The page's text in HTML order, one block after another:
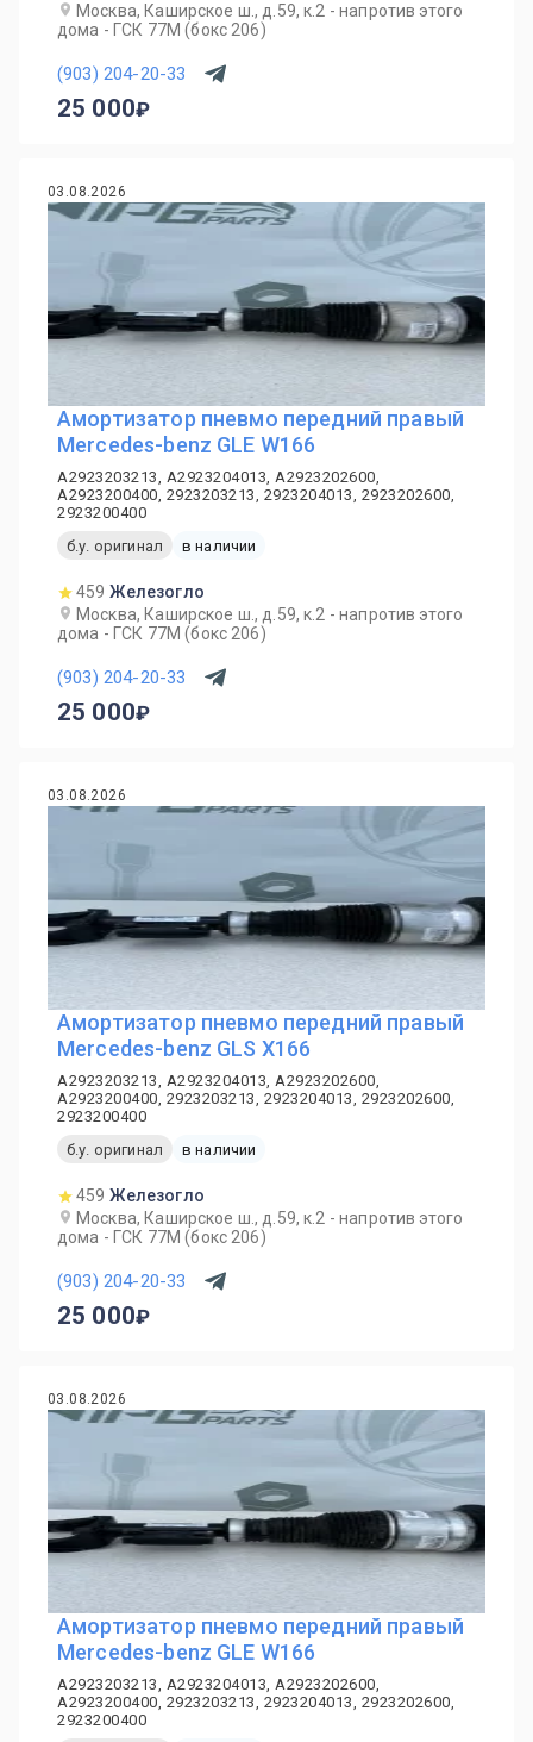
Москва, Каширское ш., д.59, к.2 - напротив этого
дома - ГСК 77М (бокс 206)
(903) 204-20-33
25 000
03.08.2026
Амортизатор пневмо передний правый
Mercedes-benz GLE W166
A2923203213, A2923204013, A2923202600,
A2923200400, 2923203213, 2923204013, 2923202600,
2923200400
б.у. оригинал
в наличии
459 Железогло
Москва, Каширское ш., д.59, к.2 - напротив этого
дома - ГСК 77М (бокс 206)
(903) 204-20-33
25 000
03.08.2026
Амортизатор пневмо передний правый
Mercedes-benz GLS X166
A2923203213, A2923204013, A2923202600,
A2923200400, 2923203213, 2923204013, 2923202600,
2923200400
б.у. оригинал
в наличии
459 Железогло
Москва, Каширское ш., д.59, к.2 - напротив этого
дома - ГСК 77М (бокс 206)
(903) 204-20-33
25 000
03.08.2026
Амортизатор пневмо передний правый
Mercedes-benz GLE W166
A2923203213, A2923204013, A2923202600,
A2923200400, 2923203213, 2923204013, 2923202600,
2923200400